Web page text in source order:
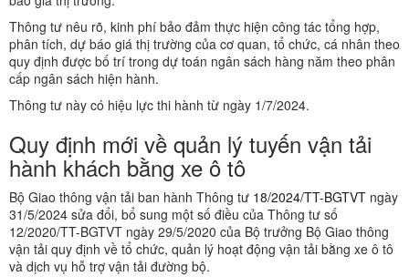
Thông tư nêu rõ, kinh phí bảo đảm thực hiện công tác tổng hợp,
phân tích, dự báo giá thị trường của cơ quan, tổ chức, cá nhân theo
quy định được bố trí trong dự toán ngân sách hàng năm theo phân
cấp ngân sách hiện hành.
Thông tư này có hiệu lực thi hành từ ngày 1/7/2024.
Quy định mới về quản lý tuyến vận tải
hành khách bằng xe ô tô
Bộ Giao thông vận tải ban hành Thông tư 18/2024/TT-BGTVT ngày
31/5/2024 sửa đổi, bổ sung một số điều của Thông tư số
12/2020/TT-BGTVT ngày 29/5/2020 của Bộ trưởng Bộ Giao thông
vận tải quy định về tổ chức, quản lý hoạt động vận tải bằng xe ô tô
và dịch vụ hỗ trợ vận tải đường bộ.